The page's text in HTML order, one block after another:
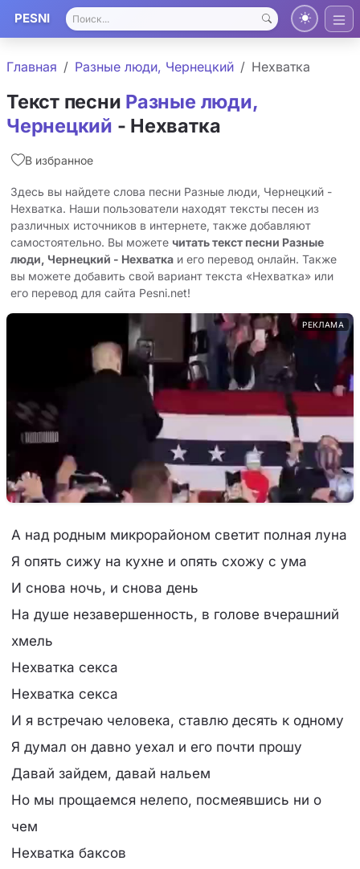
PESNI
Главная Разные люди, Чернецкий Нехватка
Текст песни Разные люди,
Чернецкий - Нехватка
В избранное
Здесь вы найдете слова песни Разные люди, Чернецкий -
Нехватка. Наши пользователи находят тексты песен из
различных источников в интернете, также добавляют
самостоятельно. Вы можете читать текст песни Разные
люди, Чернецкий - Нехватка и его перевод онлайн. Также
вы можете добавить свой вариант текста «Нехватка» или
его перевод для сайта Pesni.net!
РЕКЛАМА
А над родным микрорайоном светит полная луна
Я опять сижу на кухне и опять схожу с ума
И снова ночь, и снова день
На душе незавершенность, в голове вчерашний
хмель
Нехватка секса
Нехватка секса
И я встречаю человека, ставлю десять к одному
Я думал он давно уехал и его почти прошу
Давай зайдем, давай нальем
Но мы прощаемся нелепо, посмеявшись ни о
чем
Нехватка баксов